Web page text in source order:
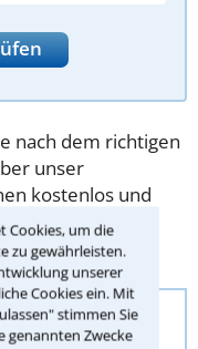
Cookies, um die
zu gewährleisten.
unserer
Cookies ein. Mit
stimmen Sie
genannten Zwecke
nach dem richtigen
unser
kostenlos und